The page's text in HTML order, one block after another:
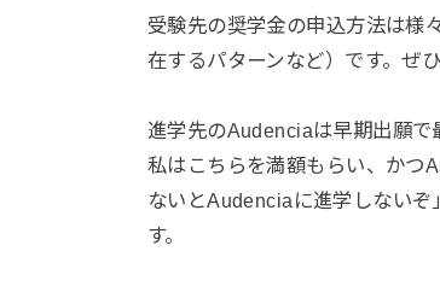
受験先の奨学金の申込方法は様
在するパターンなど）です。ぜ
進学先のAudenciaは早期出願で
私はこちらを満額もらい、かつ
ないとAudenciaに進学しないぞ
す。